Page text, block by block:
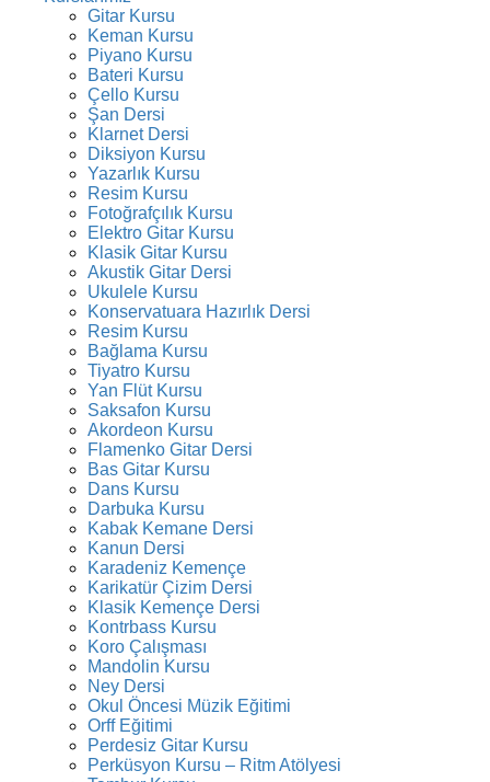
Gitar Kursu
Keman Kursu
Piyano Kursu
Bateri Kursu
Çello Kursu
Şan Dersi
Klarnet Dersi
Diksiyon Kursu
Yazarlık Kursu
Resim Kursu
Fotoğrafçılık Kursu
Elektro Gitar Kursu
Klasik Gitar Kursu
Akustik Gitar Dersi
Ukulele Kursu
Konservatuara Hazırlık Dersi
Resim Kursu
Bağlama Kursu
Tiyatro Kursu
Yan Flüt Kursu
Saksafon Kursu
Akordeon Kursu
Flamenko Gitar Dersi
Bas Gitar Kursu
Dans Kursu
Darbuka Kursu
Kabak Kemane Dersi
Kanun Dersi
Karadeniz Kemençe
Karikatür Çizim Dersi
Klasik Kemençe Dersi
Kontrbass Kursu
Koro Çalışması
Mandolin Kursu
Ney Dersi
Okul Öncesi Müzik Eğitimi
Orff Eğitimi
Perdesiz Gitar Kursu
Perküsyon Kursu – Ritm Atölyesi